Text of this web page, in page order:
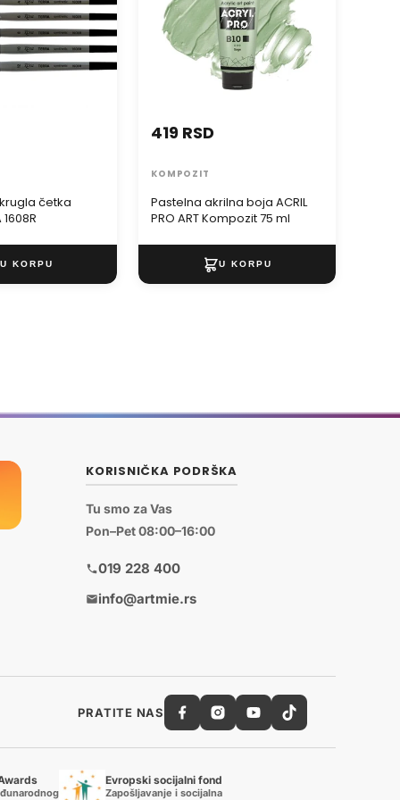
četka
1608R
Pastelna akrilna boja ACRIL
PRO ART Kompozit 75 ml
419 RSD
KOMPOZIT
KORISNIČKA PODRŠKA
Tu smo za Vas
Pon–Pet 08:00–16:00
019 228 400
info@artmie.rs
PRATITE NAS
Evropski socijalni fond
Zapošljavanje i socijalna